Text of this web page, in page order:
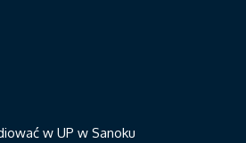
w UP w Sanoku